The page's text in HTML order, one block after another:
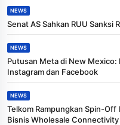
NEWS
Senat AS Sahkan RUU Sanksi
NEWS
Putusan Meta di New Mexico:
Instagram dan Facebook
NEWS
Telkom Rampungkan Spin-Off
Bisnis Wholesale Connectivity